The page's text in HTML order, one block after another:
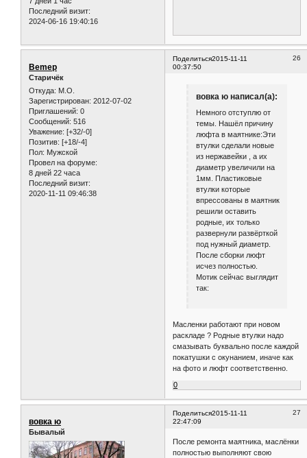
Последний визит:
2024-06-16 19:40:16
Поделиться 26
2015-11-11
00:37:50
Bemep
Старичёк
Откуда: М.О.
Зарегистрирован: 2012-07-02
Приглашений: 0
Сообщений: 516
Уважение: [+32/-0]
Позитив: [+18/-4]
Пол: Мужской
Провел на форуме:
8 дней 22 часа
Последний визит:
2020-11-11 09:46:38
вовка ю написал(а):
Немного отступлю от
темы. Нашёл причину
люфта в маятнике:Эти
втулки сделали новые
из нержавейки , а их
диаметр увеличили на
1мм. Пластиковые
втулки которые
впрессованы в маятник
решили оставить
родные, их только
развернули развёрткой
под нужный диаметр.
После сборки люфт
исчез полностью.
Мотик сейчас выглядит
так:
Масленки работают при новом
раскладе ? Родные втулки надо
смазывать буквально после каждой
покатушки с окунанием, иначе как
на фото и люфт соответственно.
0
Поделиться 27
2015-11-11
22:47:09
вовка ю
Бывалый
После ремонта маятника, маслёнки
полностью выполняют свою